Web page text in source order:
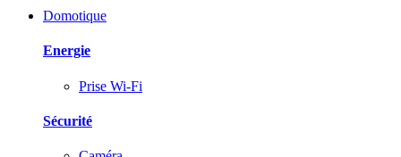
Domotique
Energie
Prise Wi-Fi
Sécurité